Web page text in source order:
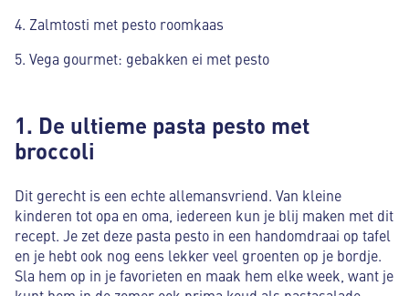
Zalmtosti met pesto roomkaas
Vega gourmet: gebakken ei met pesto
1. De ultieme pasta pesto met
broccoli
Dit gerecht is een echte allemansvriend. Van kleine
kinderen tot opa en oma, iedereen kun je blij maken met dit
recept. Je zet deze pasta pesto in een handomdraai op tafel
en je hebt ook nog eens lekker veel groenten op je bordje.
Sla hem op in je favorieten en maak hem elke week, want je